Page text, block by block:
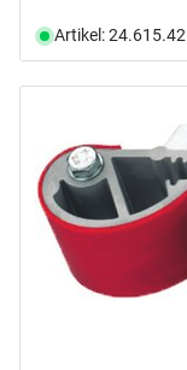
Artikel: 24.615.42